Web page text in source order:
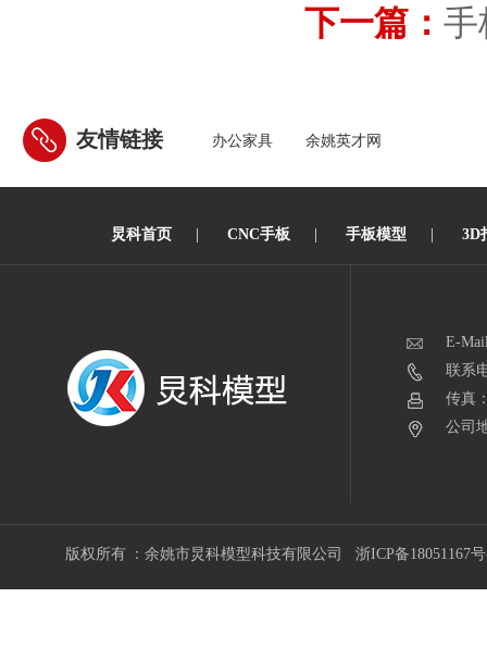
下一篇： 手
友情链接 办公家具 余姚英才网
炅科首页 CNC手板 手板模型 3D
E-
联系
传真
公司
版权所有 ：余姚市炅科模型科技有限公司 浙ICP备18051167